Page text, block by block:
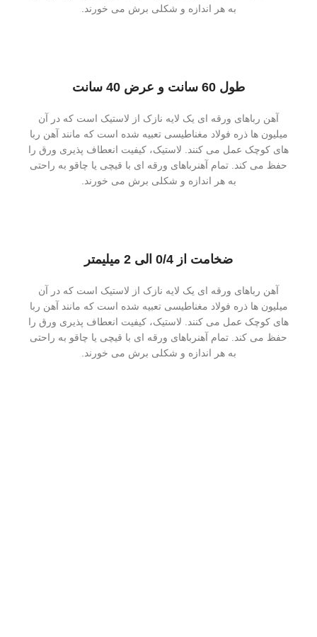
به هر اندازه و شکلی برش می خورند.
طول 60 سانت و عرض 40 سانت
آهن رباهای ورقه ای یک لایه نازک از لاستیک است که در آن
میلیون ها ذره فولاد مغناطیسی تعبیه شده است که مانند آهن ربا
های کوچک عمل می کنند. لاستیک، کیفیت انعطاف پذیری ورق را
حفظ می کند. تمام آهنرباهای ورقه ای با قیچی یا چاقو به راحتی
به هر اندازه و شکلی برش می خورند.
ضخامت از 0/4 الی 2 میلیمتر
آهن رباهای ورقه ای یک لایه نازک از لاستیک است که در آن
میلیون ها ذره فولاد مغناطیسی تعبیه شده است که مانند آهن ربا
های کوچک عمل می کنند. لاستیک، کیفیت انعطاف پذیری ورق را
حفظ می کند. تمام آهنرباهای ورقه ای با قیچی یا چاقو به راحتی
به هر اندازه و شکلی برش می خورند.